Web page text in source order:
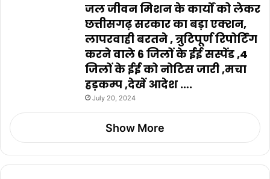
जल जीवन मिशन के कार्यों को लेकर
छत्तीसगढ़ सरकार का बड़ा एक्शन,
लापरवाही बरतने , त्रुटिपूर्ण रिपोर्टिंग
करने वाले 6 जिलों के ईई सस्पेंड ,4
जिलों के ईई को नोटिस जारी ,मचा
हड़कम्प ,देखें आदेश ….
July 20, 2024
Show More